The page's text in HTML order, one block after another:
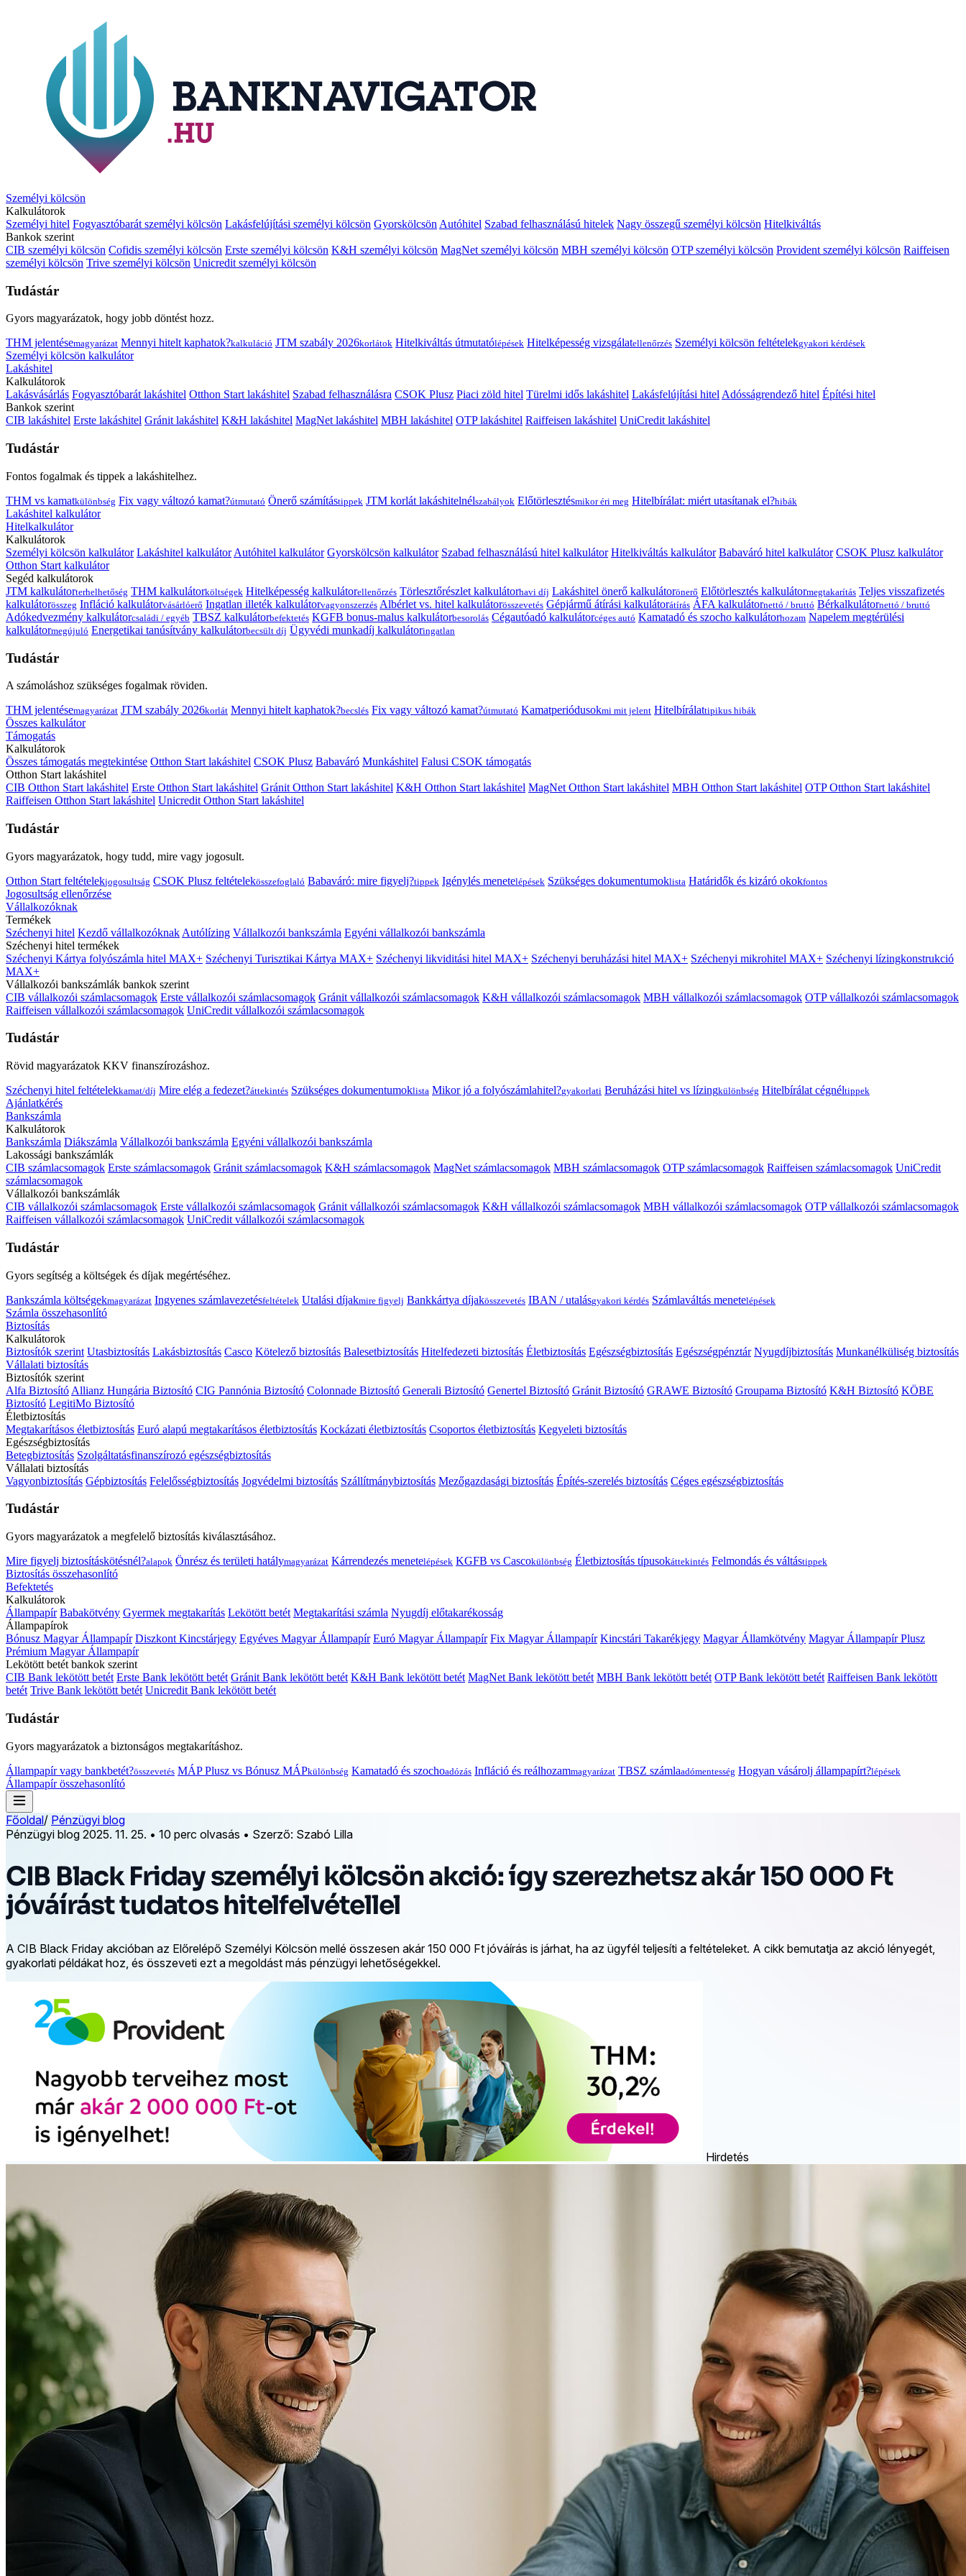
Személyi kölcsön
Kalkulátorok
Személyi hitel Fogyasztóbarát személyi kölcsön Lakásfelújítási személyi kölcsön Gyorskölcsön Autóhitel Szabad felhasználású hitelek Nagy összegű személyi kölcsön Hitelkiváltás
Bankok szerint
CIB személyi kölcsön Cofidis személyi kölcsön Erste személyi kölcsön K&H személyi kölcsön MagNet személyi kölcsön MBH személyi kölcsön OTP személyi kölcsön Provident személyi kölcsön Raiffeisen
személyi kölcsön Trive személyi kölcsön Unicredit személyi kölcsön
Tudástár
Gyors magyarázatok, hogy jobb döntést hozz.
THM jelentésemagyarázat Mennyi hitelt kaphatok?kalkuláció JTM szabály 2026korlátok Hitelkiváltás útmutatólépések Hitelképesség vizsgálatellenőrzés Személyi kölcsön feltételekgyakori kérdések
Személyi kölcsön kalkulátor
Lakáshitel
Kalkulátorok
Lakásvásárlás Fogyasztóbarát lakáshitel Otthon Start lakáshitel Szabad felhasználásra CSOK Plusz Piaci zöld hitel Türelmi idős lakáshitel Lakásfelújítási hitelAdósságrendező hitel Építési hitel
Bankok szerint
CIB lakáshitel Erste lakáshitel Gránit lakáshitel K&H lakáshitel MagNet lakáshitel MBH lakáshitel OTP lakáshitel Raiffeisen lakáshitel UniCredit lakáshitel
Tudástár
Fontos fogalmak és tippek a lakáshitelhez.
THM vs kamatkülönbség Fix vagy változó kamat?útmutató Önerő számítástippek JTM korlát lakáshitelnélszabályok Előtörlesztésmikor éri meg Hitelbírálat: miért utasítanak el?hibák
Lakáshitel kalkulátor
Hitelkalkulátor
Kalkulátorok
Személyi kölcsön kalkulátor Lakáshitel kalkulátor Autóhitel kalkulátor Gyorskölcsön kalkulátor Szabad felhasználású hitel kalkulátor Hitelkiváltás kalkulátor Babaváró hitel kalkulátor CSOK Plusz kalkulátor
Otthon Start kalkulátor
Segéd kalkulátorok
JTM kalkulátorterhelhetőség THM kalkulátorköltségek Hitelképesség kalkulátorellenőrzés Törlesztőrészlet kalkulátorhavi díj Lakáshitel önerő kalkulátorönerő Előtörlesztés kalkulátormegtakarítás Teljes visszafizetés
kalkulátorösszeg Infláció kalkulátorvásárlóerő Ingatlan illeték kalkulátorvagyonszerzés Albérlet vs. hitel kalkulátorösszevetés Gépjármű átírási kalkulátorátírás ÁFA kalkulátornettó / bruttó Bérkalkulátornettó / bruttó
Adókedvezmény kalkulátorcsaládi / egyéb TBSZ kalkulátorbefektetés KGFB bonus-malus kalkulátorbesorolás Cégautóadó kalkulátorcéges autó Kamatadó és szocho kalkulátorhozam Napelem megtérülési
kalkulátormegújuló Energetikai tanúsítvány kalkulátorbecsült díj Ügyvédi munkadíj kalkulátoringatlan
Tudástár
A számoláshoz szükséges fogalmak röviden.
THM jelentésemagyarázat JTM szabály 2026korlát Mennyi hitelt kaphatok?becslés Fix vagy változó kamat?útmutató Kamatperiódusokmi mit jelent Hitelbírálattipikus hibák
Összes kalkulátor
Támogatás
Kalkulátorok
Összes támogatás megtekintése Otthon Start lakáshitel CSOK Plusz Babaváró Munkáshitel Falusi CSOK támogatás
Otthon Start lakáshitel
CIB Otthon Start lakáshitel Erste Otthon Start lakáshitel Gránit Otthon Start lakáshitel K&H Otthon Start lakáshitel MagNet Otthon Start lakáshitel MBH Otthon Start lakáshitel OTP Otthon Start lakáshitel
Raiffeisen Otthon Start lakáshitel Unicredit Otthon Start lakáshitel
Tudástár
Gyors magyarázatok, hogy tudd, mire vagy jogosult.
Otthon Start feltételekjogosultság CSOK Plusz feltételekösszefoglaló Babaváró: mire figyelj?tippek Igénylés menetelépések Szükséges dokumentumoklista Határidők és kizáró okokfontos
Jogosultság ellenőrzése
Vállalkozóknak
Termékek
Széchenyi hitel Kezdő vállalkozóknak Autólízing Vállalkozói bankszámla Egyéni vállalkozói bankszámla
Széchenyi hitel termékek
Széchenyi Kártya folyószámla hitel MAX+ Széchenyi Turisztikai Kártya MAX+ Széchenyi likviditási hitel MAX+ Széchenyi beruházási hitel MAX+ Széchenyi mikrohitel MAX+ Széchenyi lízingkonstrukció
MAX+
Vállalkozói bankszámlák bankok szerint
CIB vállalkozói számlacsomagok Erste vállalkozói számlacsomagok Gránit vállalkozói számlacsomagok K&H vállalkozói számlacsomagok MBH vállalkozói számlacsomagok OTP vállalkozói számlacsomagok
Raiffeisen vállalkozói számlacsomagok UniCredit vállalkozói számlacsomagok
Tudástár
Rövid magyarázatok KKV finanszírozáshoz.
Széchenyi hitel feltételekkamat/díj Mire elég a fedezet?áttekintés Szükséges dokumentumoklista Mikor jó a folyószámlahitel?gyakorlati Beruházási hitel vs lízingkülönbség Hitelbírálat cégnéltippek
Ajánlatkérés
Bankszámla
Kalkulátorok
Bankszámla Diákszámla Vállalkozói bankszámla Egyéni vállalkozói bankszámla
Lakossági bankszámlák
CIB számlacsomagok Erste számlacsomagok Gránit számlacsomagok K&H számlacsomagok MagNet számlacsomagok MBH számlacsomagok OTP számlacsomagok Raiffeisen számlacsomagok UniCredit
számlacsomagok
Vállalkozói bankszámlák
CIB vállalkozói számlacsomagok Erste vállalkozói számlacsomagok Gránit vállalkozói számlacsomagok K&H vállalkozói számlacsomagok MBH vállalkozói számlacsomagok OTP vállalkozói számlacsomagok
Raiffeisen vállalkozói számlacsomagok UniCredit vállalkozói számlacsomagok
Tudástár
Gyors segítség a költségek és díjak megértéséhez.
Bankszámla költségekmagyarázat Ingyenes számlavezetésfeltételek Utalási díjakmire figyelj Bankkártya díjakösszevetés IBAN / utalásgyakori kérdés Számlaváltás menetelépések
Számla összehasonlító
Biztosítás
Kalkulátorok
Biztosítók szerint Utasbiztosítás Lakásbiztosítás Casco Kötelező biztosítás Balesetbiztosítás Hitelfedezeti biztosítás Életbiztosítás Egészségbiztosítás Egészségpénztár Nyugdíjbiztosítás Munkanélküliség biztosítás
Vállalati biztosítás
Biztosítók szerint
Alfa Biztosító Allianz Hungária Biztosító CIG Pannónia Biztosító Colonnade Biztosító Generali Biztosító Genertel Biztosító Gránit Biztosító GRAWE Biztosító Groupama Biztosító K&H Biztosító KÖBE
Biztosító LegitiMo Biztosító
Életbiztosítás
Megtakarításos életbiztosítás Euró alapú megtakarításos életbiztosítás Kockázati életbiztosítás Csoportos életbiztosítás Kegyeleti biztosítás
Egészségbiztosítás
Betegbiztosítás Szolgáltatásfinanszírozó egészségbiztosítás
Vállalati biztosítás
Vagyonbiztosítás Gépbiztosítás Felelősségbiztosítás Jogvédelmi biztosítás Szállítmánybiztosítás Mezőgazdasági biztosítás Építés-szerelés biztosítás Céges egészségbiztosítás
Tudástár
Gyors magyarázatok a megfelelő biztosítás kiválasztásához.
Mire figyelj biztosításkötésnél?alapok Önrész és területi hatálymagyarázat Kárrendezés menetelépések KGFB vs Cascokülönbség Életbiztosítás típusokáttekintés Felmondás és váltástippek
Biztosítás összehasonlító
Befektetés
Kalkulátorok
Állampapír Babakötvény Gyermek megtakarítás Lekötött betét Megtakarítási számla Nyugdíj előtakarékosság
Állampapírok
Bónusz Magyar Állampapír Diszkont Kincstárjegy Egyéves Magyar Állampapír Euró Magyar Állampapír Fix Magyar Állampapír Kincstári Takarékjegy Magyar Államkötvény Magyar Állampapír Plusz
Prémium Magyar Állampapír
Lekötött betét bankok szerint
CIB Bank lekötött betét Erste Bank lekötött betét Gránit Bank lekötött betét K&H Bank lekötött betét MagNet Bank lekötött betét MBH Bank lekötött betét OTP Bank lekötött betét Raiffeisen Bank lekötött
betét Trive Bank lekötött betét Unicredit Bank lekötött betét
Tudástár
Gyors magyarázatok a biztonságos megtakarításhoz.
Állampapír vagy bankbetét?összevetés MÁP Plusz vs Bónusz MÁPkülönbség Kamatadó és szochoadózás Infláció és reálhozammagyarázat TBSZ számlaadómentesség Hogyan vásárolj állampapírt?lépések
Állampapír összehasonlító
Főoldal/ Pénzügyi blog
Pénzügyi blog 2025. 11. 25. • 10 perc olvasás • Szerző: Szabó Lilla
CIB Black Friday személyi kölcsön akció: így szerezhetsz akár 150 000 Ft
jóváírást tudatos hitelfelvétellel
A CIB Black Friday akcióban az Előrelépő Személyi Kölcsön mellé összesen akár 150 000 Ft jóváírás is járhat, ha az ügyfél teljesíti a feltételeket. A cikk bemutatja az akció lényegét,
gyakorlati példákat hoz, és összeveti ezt a megoldást más pénzügyi lehetőségekkel.
Hirdetés